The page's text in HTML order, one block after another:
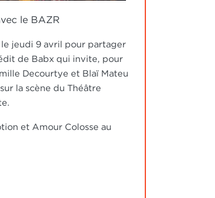
le BAZR
jeudi 9 avril pour partager
de Babx qui invite, pour
Decourtye et Blaï Mateu
la scène du Théâtre
et Amour Colosse au